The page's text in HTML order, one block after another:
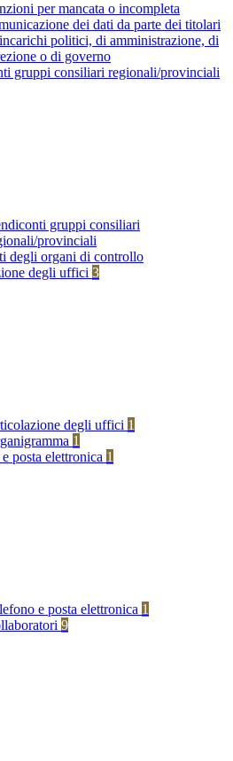
per mancata o incompleta
dei dati da parte dei titolari
politici, di amministrazione, di
o di governo
gruppi consiliari regionali/provinciali
gruppi consiliari
provinciali
degli organi di controllo
degli uffici 3
degli uffici 1
1
posta elettronica 1
e posta elettronica 1
9